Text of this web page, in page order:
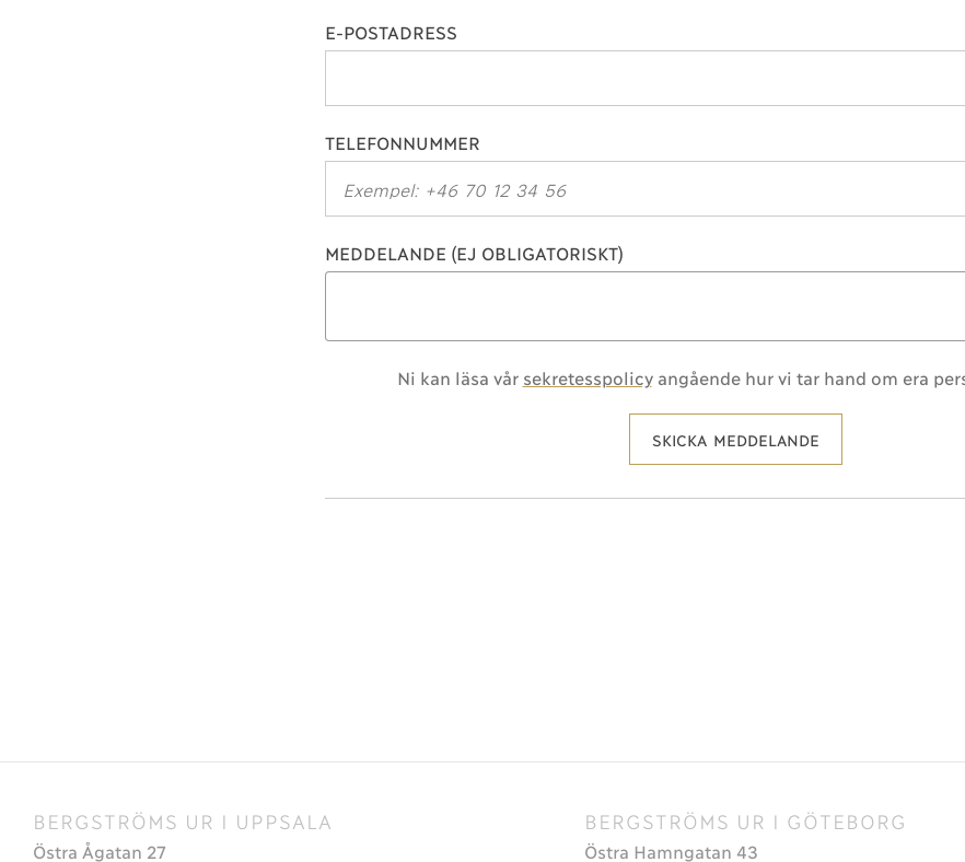
E-POSTADRESS
TELEFONNUMMER
MEDDELANDE (EJ OBLIGATORISKT)
Ni kan läsa vår sekretesspolicyangående hur vi tar hand om era
SKICKA MEDDELANDE
BERGSTRÖMS UR I UPPSALA
Östra Ågatan 27
BERGSTRÖMS UR I GÖTEBORG
Östra Hamngatan 43